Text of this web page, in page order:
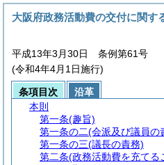
大阪府政務活動費の交付に関す
平成13年3月30日 条例第61号
(令和4年4月1日施行)
条項目次
沿革
本則
第一条(趣旨)
第一条の二(会派及び議員の
第一条の三(議長の責務)
第二条(政務活動費を充てる